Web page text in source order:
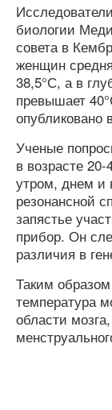
биологии
совета в
женщин
38,5°С, а в
превышает
опубликовано
Ученые
в возрасте
утром, днем и
резонансной
запястье
прибор. Он
различия в
Таким
температура
области